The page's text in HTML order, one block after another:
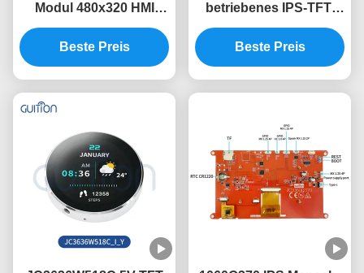
Modul 480x320 HMI
Modul-3,5 ohne Noten-
Code-freies Guss-Bild
Beste Preis
betriebenes IPS-TFT-
LCD-Modul mit 320mA
Stromverbrauch
Beste Preis